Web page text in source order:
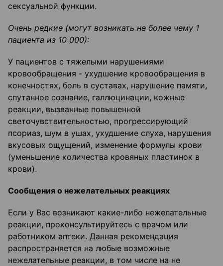
сексуальной функции.
Очень редкие (могут возникать не более чему 1
пациента из 10 000):
У пациентов с тяжелыми нарушениями
кровообращения - ухудшение кровообращения в
конечностях, боль в суставах, нарушение памяти,
спутанное сознание, галлюцинации, кожные
реакции, вызванные повышенной
светочувствительностью, прогрессирующий
псориаз, шум в ушах, ухудшение слуха, нарушения
вкусовых ощущений, изменение формулы крови
(уменьшение количества кровяных пластинок в
крови).
Сообщения о нежелательных реакциях
Если у Вас возникают какие-либо нежелательные
реакции, проконсультируйтесь с врачом или
работником аптеки. Данная рекомендация
распространяется на любые возможные
нежелательные реакции, в том числе на не